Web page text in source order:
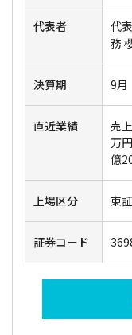
代表者
代
務
決算期 9月
直近業績
売
万
億
上場区分 東
証券コード